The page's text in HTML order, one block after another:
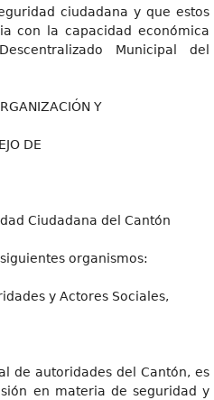
ciudadana y que estos
con la capacidad económica
Municipal del
Y
DE
Ciudadana del Cantón
organismos:
y Actores Sociales,
de autoridades del Cantón, es
en materia de seguridad y